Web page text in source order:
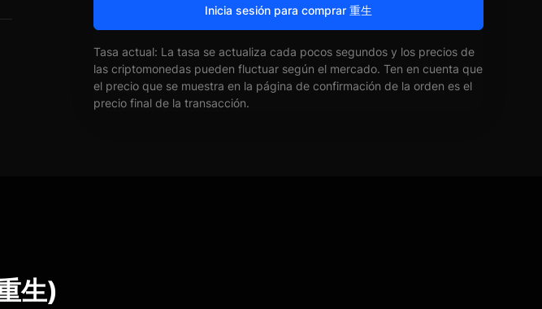
Inicia sesión para comprar 重生
Tasa actual: La tasa se actualiza cada pocos segundos y los precios de
las criptomonedas pueden fluctuar según el mercado. Ten en cuenta que
el precio que se muestra en la página de confirmación de la orden es el
precio final de la transacción.
生)